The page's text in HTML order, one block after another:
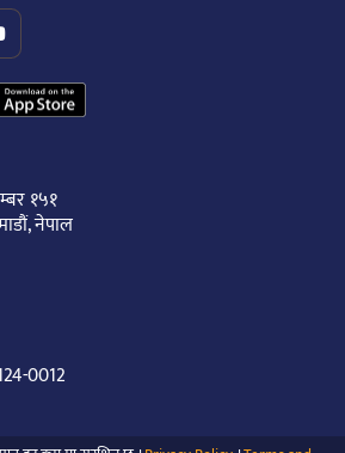
१५१
नेपाल
0012